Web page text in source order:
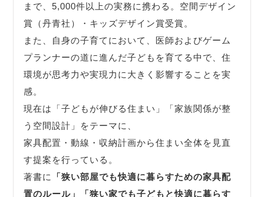
まで、5,000件以上の実務に携わる。空間デザイン
賞（丹青社）・キッズデザイン賞受賞。
また、自身の子育てにおいて、医師およびゲーム
プランナーの道に進んだ子どもを育てる中で、住
環境が思考力や実現力に大きく影響することを実
感。
現在は「子どもが伸びる住まい」「家族関係が整
う空間設計」をテーマに、
家具配置・動線・収納計画から住まい全体を見直
す提案を行っている。
著書に
「狭い部屋でも快適に暮らすための家具配
置のルール」
「狭い家でも子どもと快適に暮らす